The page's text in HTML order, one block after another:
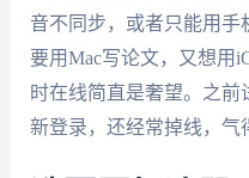
音不同步，或者只能用
要用Mac写论文，又想用
时在线简直是奢望。之
新登录，还经常掉线，气